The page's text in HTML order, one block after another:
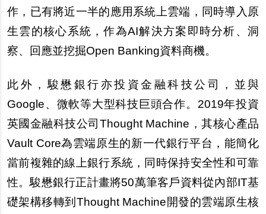
作，已有將近一半的應用系統上雲端，同時導入原
生雲的核心系統，作為AI解決方案即時分析、洞
察、回應並挖掘Open Banking資料商機。
此外，駿懋銀行亦投資金融科技公司，並與
Google、微軟等大型科技巨頭合作。2019年投資
英國金融科技公司Thought Machine，其核心產品
Vault Core為雲端原生的新一代銀行平台，能簡化
當前複雜的線上銀行系統，同時保持安全性和可靠
性。駿懋銀行正計畫將50萬筆客戶資料從內部IT基
礎架構移轉到Thought Machine開發的雲端原生核